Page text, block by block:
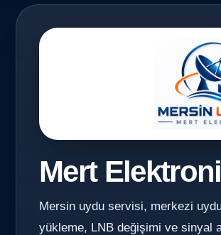
Mert
Mersin uydu servisi, merkezi
yükleme, LNB değişimi ve sinyal